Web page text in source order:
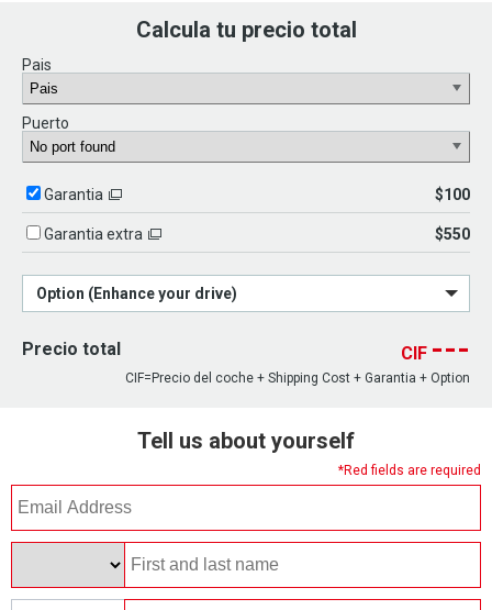
Calcula tu precio total
Pais
Puerto
Garantia $100
Garantia extra $550
Option (Enhance your drive)
Precio total CIF ---
CIF=Precio del coche + Shipping Cost + Garantia + Option
Tell us about yourself
*Red fields are required